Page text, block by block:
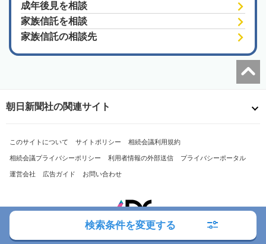
成年後見を相談
家族信託を相談
家族信託の相談先
検索条件を変更する
朝日新聞社の関連サイト
このサイトについて サイトポリシー 相続会議利用規約
相続会議プライバシーポリシー 利用者情報の外部送信 プライバシーポータル
運営会社 広告ガイド お問い合わせ